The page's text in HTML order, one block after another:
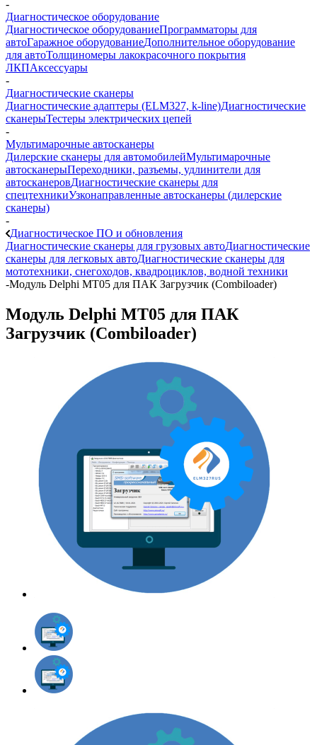
-
Диагностическое оборудование
Диагностическое оборудованиеПрограмматоры для
автоГаражное оборудованиеДополнительное оборудование
для автоТолщиномеры лакокрасочного покрытия
ЛКПАксессуары
-
Диагностические сканеры
Диагностические адаптеры (ELM327, k-line)Диагностические
сканерыТестеры электрических цепей
-
Мультимарочные автосканеры
Дилерские сканеры для автомобилейМультимарочные
автосканерыПереходники, разъемы, удлинители для
автосканеровДиагностические сканеры для
спецтехникиУзконаправленные автосканеры (дилерские
сканеры)
-
Диагностическое ПО и обновления
Диагностические сканеры для грузовых автоДиагностические
сканеры для легковых автоДиагностические сканеры для
мототехники, снегоходов, квадроциклов, водной техники
-Модуль Delphi MT05 для ПАК Загрузчик (Combiloader)
Модуль Delphi MT05 для ПАК
Загрузчик (Combiloader)